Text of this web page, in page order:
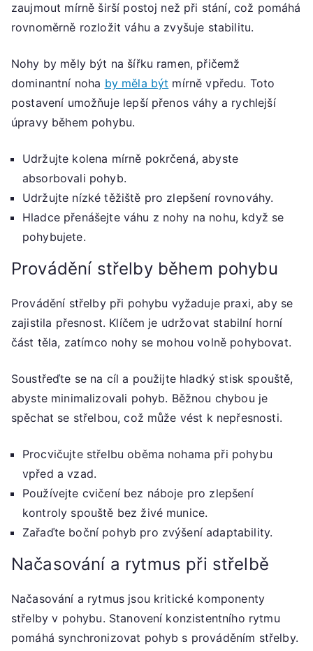
zaujmout mírně širší postoj než při stání, což pomáhá
rovnoměrně rozložit váhu a zvyšuje stabilitu.
Nohy by měly být na šířku ramen, přičemž
dominantní noha by měla být mírně vpředu. Toto
postavení umožňuje lepší přenos váhy a rychlejší
úpravy během pohybu.
Udržujte kolena mírně pokrčená, abyste
absorbovali pohyb.
Udržujte nízké těžiště pro zlepšení rovnováhy.
Hladce přenášejte váhu z nohy na nohu, když se
pohybujete.
Provádění střelby během pohybu
Provádění střelby při pohybu vyžaduje praxi, aby se
zajistila přesnost. Klíčem je udržovat stabilní horní
část těla, zatímco nohy se mohou volně pohybovat.
Soustřeďte se na cíl a použijte hladký stisk spouště,
abyste minimalizovali pohyb. Běžnou chybou je
spěchat se střelbou, což může vést k nepřesnosti.
Procvičujte střelbu oběma nohama při pohybu
vpřed a vzad.
Používejte cvičení bez náboje pro zlepšení
kontroly spouště bez živé munice.
Zařaďte boční pohyb pro zvýšení adaptability.
Načasování a rytmus při střelbě
Načasování a rytmus jsou kritické komponenty
střelby v pohybu. Stanovení konzistentního rytmu
pomáhá synchronizovat pohyb s prováděním střelby.